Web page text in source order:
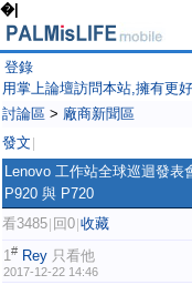
�|
登錄
用掌上論壇訪問本站,擁有更
討論區 > 廠商新聞區
發文
Lenovo 工作站全球巡迴發
P920 與 P720
看3485 回0 收藏
1# Rey 只看他
2017-12-22 14:46